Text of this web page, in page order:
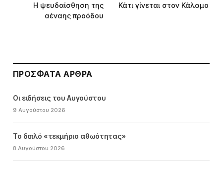
Η ψευδαίσθηση της
αέναης προόδου
Κάτι γίνεται στον Κάλαμο
ΠΡΌΣΦΑΤΑ ΆΡΘΡΑ
Οι ειδήσεις του Αυγούστου
9 Αυγούστου 2026
Το διπλό «τεκμήριο αθωότητας»
8 Αυγούστου 2026